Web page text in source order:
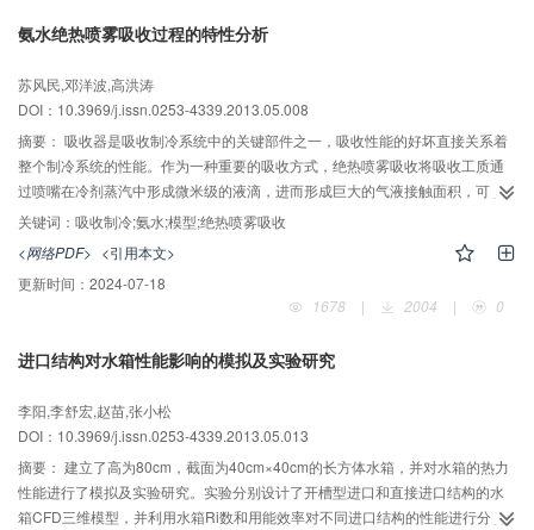
增压空气源吸收式热泵用于地板辐射采暖的节能潜力更为可观。
氨水绝热喷雾吸收过程的特性分析
苏风民,邓洋波,高洪涛
DOI：10.3969/j.issn.0253-4339.2013.05.008
摘要： 吸收器是吸收制冷系统中的关键部件之一，吸收性能的好坏直接关系着
整个制冷系统的性能。作为一种重要的吸收方式，绝热喷雾吸收将吸收工质通
过喷嘴在冷剂蒸汽中形成微米级的液滴，进而形成巨大的气液接触面积，可以
极大地提高吸收速率。在Newman模型的基础上，考虑吸收热对吸收过程中的
影响，一个改进的绝热喷雾吸收模型被建立。借助此模型，对氨水绝热喷雾吸
收过程进行性能分析。结果显示，吸收时间的延长可以提高吸收量MA，但是当
t/tMax达到0.6，吸收量MA达到了最大吸收量的90%，即过分延长吸收时间不是
一个经济的强化方法。最大吸收时间与液滴半径的平方成正比，即半径的减少
绝热喷雾吸收器的设计提供理论参考。
关键词： 吸收制冷;氨水;模型;绝热喷雾吸收
<网络PDF> <引用本文>
更新时间： 2024-07-18
1678
| 2004 | 0
进口结构对水箱性能影响的模拟及实验研究
李阳,李舒宏,赵苗,张小松
DOI：10.3969/j.issn.0253-4339.2013.05.013
摘要： 建立了高为80cm，截面为40cm×40cm的长方体水箱，并对水箱的热力
性能进行了模拟及实验研究。实验分别设计了开槽型进口和直接进口结构的水
箱CFD三维模型，并利用水箱Ri数和用能效率对不同进口结构的性能进行分析